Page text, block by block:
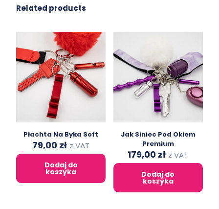
Related products
Płachta Na Byka Soft
Original
price
was:
146,00 zł.
79,00 złCurrent
price
is:
79,00 zł.
z VAT
Dodaj do
koszyka
Jak Siniec Pod Okiem
Premium
Original
price
was:
312,00 zł.
179,00 złCurrent
price
is:
179,00 zł.
z VAT
Dodaj do
koszyka